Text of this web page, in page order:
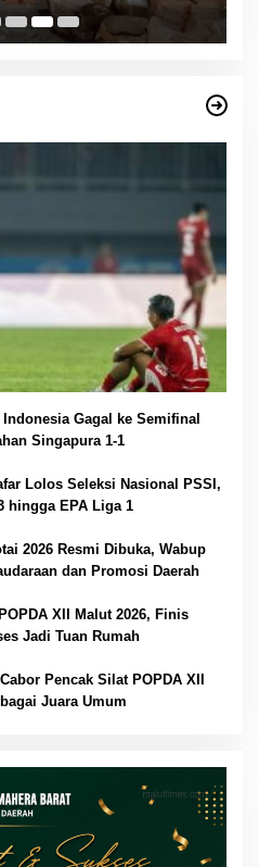
Gagal ke Semifinal
Singapura 1-1
Lolos Seleksi Nasional PSSI,
hingga EPA Liga 1
2026 Resmi Dibuka, Wabup
dan Promosi Daerah
XII Malut 2026, Finis
Jadi Tuan Rumah
Pencak Silat POPDA XII
Juara Umum